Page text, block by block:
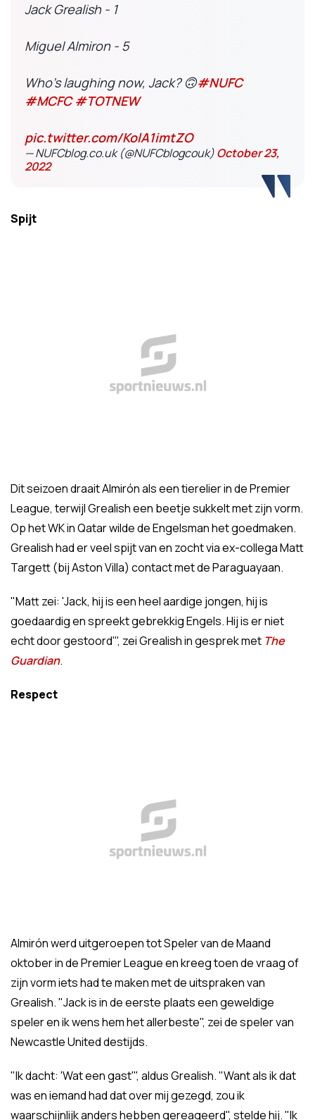
Jack Grealish - 1
Miguel Almiron - 5
Who’s laughing now, Jack? 🙃#NUFC
#MCFC #TOTNEW
pic.twitter.com/KolA1imtZO
— NUFCblog.co.uk (@NUFCblogcouk)October 23,
2022
Spijt
Dit seizoen draait Almirón als een tierelier in de Premier
League, terwijl Grealish een beetje sukkelt met zijn vorm.
Op het WK in Qatar wilde de Engelsman het goedmaken.
Grealish had er veel spijt van en zocht via ex-collega Matt
Targett (bij Aston Villa) contact met de Paraguayaan.
"Matt zei: 'Jack, hij is een heel aardige jongen, hij is
goedaardig en spreekt gebrekkig Engels. Hij is er niet
echt door gestoord'", zei Grealish in gesprek met The
Guardian.
Respect
Almirón werd uitgeroepen tot Speler van de Maand
oktober in de Premier League en kreeg toen de vraag of
zijn vorm iets had te maken met de uitspraken van
Grealish. "Jack is in de eerste plaats een geweldige
speler en ik wens hem het allerbeste", zei de speler van
Newcastle United destijds.
"Ik dacht: 'Wat een gast'", aldus Grealish. "Want als ik dat
was en iemand had dat over mij gezegd, zou ik
waarschijnlijk anders hebben gereageerd", stelde hij. "Ik